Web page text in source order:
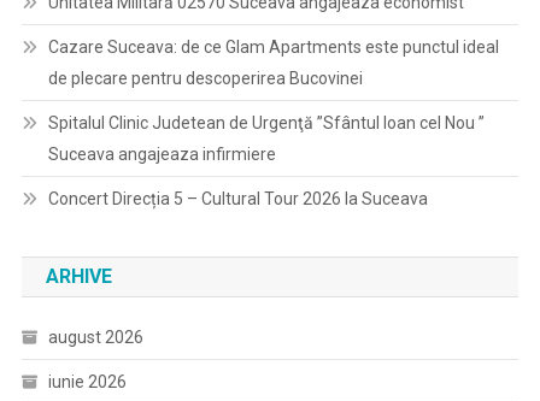
Cazare Suceava: de ce Glam Apartments este punctul ideal
de plecare pentru descoperirea Bucovinei
Spitalul Clinic Judetean de Urgenţă ”Sfântul Ioan cel Nou ”
Suceava angajeaza infirmiere
Concert Direcția 5 – Cultural Tour 2026 la Suceava
ARHIVE
august 2026
iunie 2026